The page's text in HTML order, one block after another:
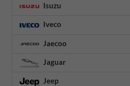
Isuzu
Iveco
Jaecoo
Jaguar
Jeep